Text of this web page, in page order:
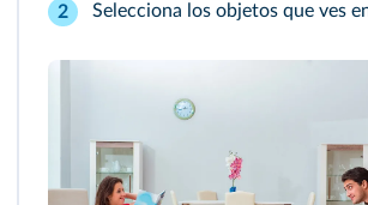
2 Selecciona los objetos que ves